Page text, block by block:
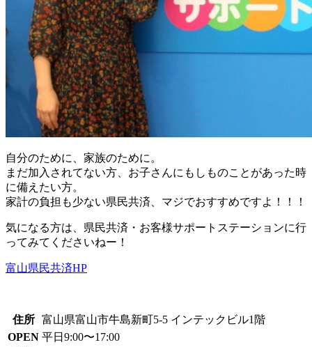
自分のために、家族のために。
まだ加入されてない方、お子さんにもしものことがあった時
に備えたい方。
家計の負担も少ない県民共済、マジでおすすめですよ！！！
気になる方は、県民共済・お客様サポートステーションに行
ってみてくださいねー！
富山県民共済HP
住所
富山県富山市牛島新町5-5 インテックビル1階
OPEN 平日9:00〜17:00